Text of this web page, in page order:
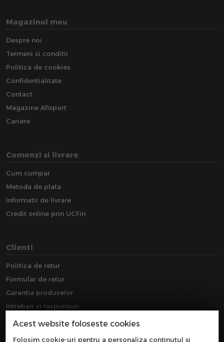
Magazinul meu
Despre noi
Termeni si conditii
Politica de cookies
Confidentialitate
Contact
Magazine Afisport
Cariere
Comenzi si livrare
Cum cumpar
Metoda de plata
Informatii de livrare
Credit online prin UCFin
Clienti
Politica de retur
Formular de retur
Garantia produselor
Intrebari si raspunsuri
Downloads
Acest website foloseste cookies
Folosim cookie-uri pentru a personaliza conținutul și